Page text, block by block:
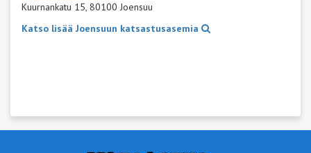
Kuurnankatu 15, 80100 Joensuu
Katso lisää Joensuun katsastusasemia